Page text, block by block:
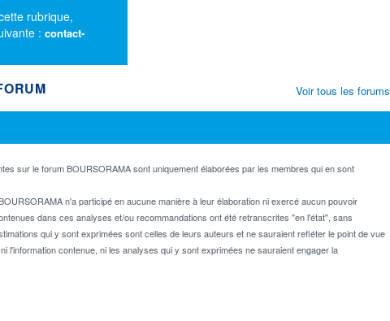
rubrique,
: contact-
sur le forum BOURSORAMA sont uniquement élaborées par les membres qui en sont
n'a participé en aucune manière à leur élaboration ni exercé aucun pouvoir
dans ces analyses et/ou recommandations ont été retranscrites "en l'état", sans
qui y sont exprimées sont celles de leurs auteurs et ne sauraient refléter le point de vue
l'information contenue, ni les analyses qui y sont exprimées ne sauraient engager la
Voir tous les forums